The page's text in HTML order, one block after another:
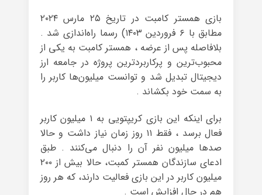
بازی همستر کامبت در تاریخ ۲۵ مارس ۲۰۲۴
مطابق با ۶ فروردین ۱۴۰۳) رسما راه‌اندازی شد .
بلافاصله پس از عرضه ، همستر کامبت به یکی از
محبوب‌ترین و پرکاربردترین پروژه در جامعه‌ ارز
دیجیتال تبدیل شد و توانست میلیون‌ها کاربر را
به سمت خود بکشاند .
برای اینکه این بازی کریپتویی به ۱ میلیون کاربر
فعال برسد ، فقط ۱۱ روز زمان نیاز داشت و حالا
صدها میلیون نفر آن را دنبال می‌کنند . طبق
ادعای سازندگان همستر کمبت، حالا بیش از ۲۰۰
میلیون کاربر در این بازی فعالیت دارند، که هر روز
هم در حال افزایش است .